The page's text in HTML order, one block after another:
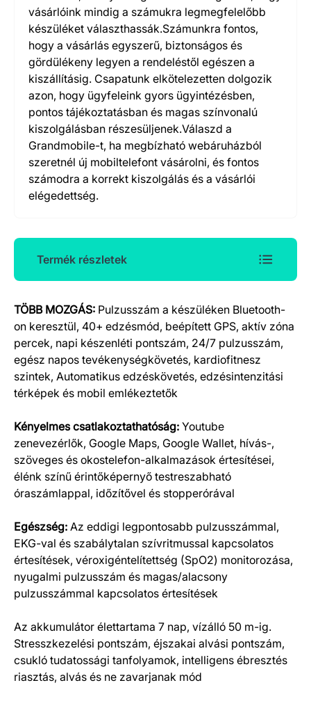
vásárlóink mindig a számukra legmegfelelőbb
készüléket választhassák.Számunkra fontos,
hogy a vásárlás egyszerű, biztonságos és
gördülékeny legyen a rendeléstől egészen a
kiszállításig. Csapatunk elkötelezetten dolgozik
azon, hogy ügyfeleink gyors ügyintézésben,
pontos tájékoztatásban és magas színvonalú
kiszolgálásban részesüljenek.Válaszd a
Grandmobile-t, ha megbízható webáruházból
szeretnél új mobiltelefont vásárolni, és fontos
számodra a korrekt kiszolgálás és a vásárlói
elégedettség.
Termék részletek
Termék részletek
TÖBB MOZGÁS: Pulzusszám a készüléken Bluetooth-
on keresztül, 40+ edzésmód, beépített GPS, aktív zóna
percek, napi készenléti pontszám, 24/7 pulzusszám,
egész napos tevékenységkövetés, kardiofitnesz
szintek, Automatikus edzéskövetés, edzésintenzitási
térképek és mobil emlékeztetők
Kényelmes csatlakoztathatóság: Youtube
zenevezérlők, Google Maps, Google Wallet, hívás-,
szöveges és okostelefon-alkalmazások értesítései,
élénk színű érintőképernyő testreszabható
óraszámlappal, időzítővel és stopperórával
Egészség: Az eddigi legpontosabb pulzusszámmal,
EKG-val és szabálytalan szívritmussal kapcsolatos
értesítések, véroxigéntelítettség (SpO2) monitorozása,
nyugalmi pulzusszám és magas/alacsony
pulzusszámmal kapcsolatos értesítések
Az akkumulátor élettartama 7 nap, vízálló 50 m-ig.
Stresszkezelési pontszám, éjszakai alvási pontszám,
csukló tudatossági tanfolyamok, intelligens ébresztés
riasztás, alvás és ne zavarjanak mód